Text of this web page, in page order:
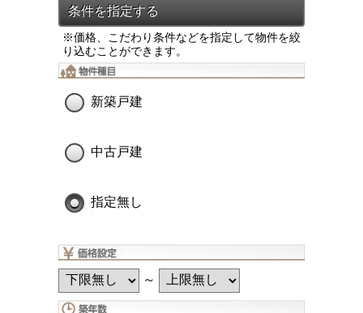
※価格、こだわり条件などを指定して物件を絞
り込むことができます。
新築戸建
中古戸建
指定無し
～